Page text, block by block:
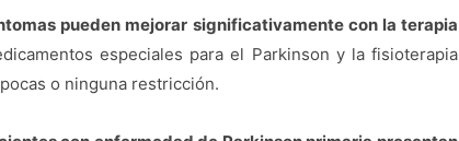
pueden mejorar significativamente con la terapia
especiales para el Parkinson y la fisioterapia
o ninguna restricción.